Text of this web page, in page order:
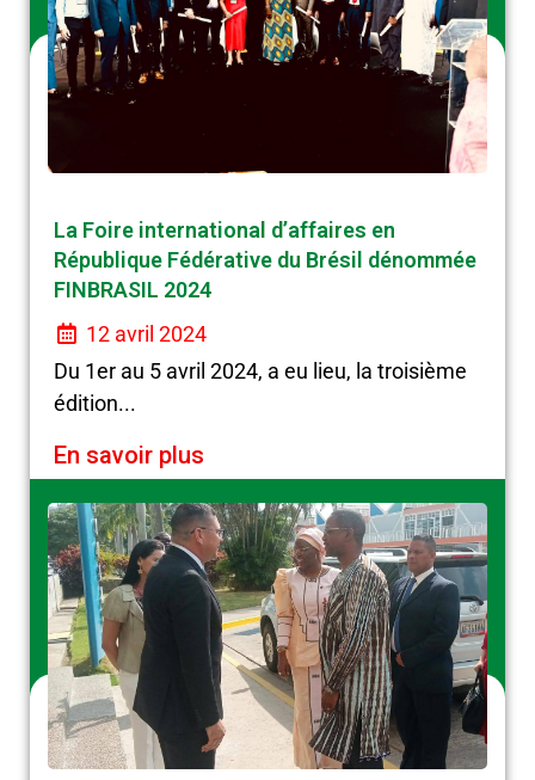
La Foire international d’affaires en
République Fédérative du Brésil dénommée
FINBRASIL 2024
12 avril 2024
Du 1er au 5 avril 2024, a eu lieu, la troisième
édition...
En savoir plus